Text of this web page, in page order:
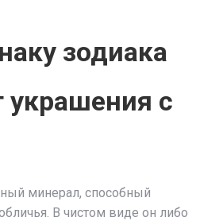
зодиака
украшения с
минерал, способный
В чистом виде он либо